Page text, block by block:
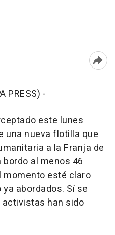
PRESS) -
este lunes
una nueva flotilla que
a la Franja de
bordo al menos 46
momento esté claro
abordados. Sí se
han sido